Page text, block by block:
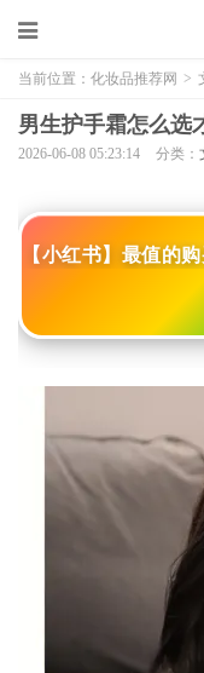
当前位置： 化妆品推荐网 >
男生护手霜怎么选
2026-06-08 05:23:14 分类：
【小红书】最值的